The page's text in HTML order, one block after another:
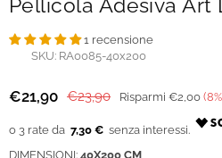
Pellicola Adesiva Art
1 recensione
SKU: RA0085-40x200
Prezzo
€21,90 €23,90 Risparmi €2,00 (8
7,30 €
DIMENSIONI: 40X200 CM